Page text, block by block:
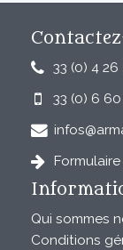
33 (0) 4 26
33 (0) 6
Qui sommes
Conditions